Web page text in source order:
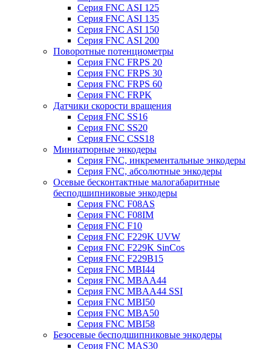
Серия FNC ASI 125
Серия FNC ASI 135
Серия FNC ASI 150
Серия FNC ASI 200
Поворотные потенциометры
Серия FNC FRPS 20
Серия FNC FRPS 30
Серия FNC FRPS 60
Серия FNC FRPK
Датчики скорости вращения
Серия FNC SS16
Серия FNC SS20
Серия FNC CSS18
Миниатюрные энкодеры
Серия FNC, инкрементальные энкодеры
Серия FNC, абсолютные энкодеры
Осевые бесконтактные малогабаритные
бесподшипниковые энкодеры
Серия FNC F08AS
Серия FNC F08IM
Серия FNC F10
Серия FNC F229K UVW
Серия FNC F229K SinCos
Серия FNC F229B15
Серия FNC MBI44
Серия FNC MBAA44
Серия FNC MBAA44 SSI
Серия FNC MBI50
Серия FNC MBA50
Серия FNC MBI58
Безосевые бесподшипниковые энкодеры
Серия FNC MAS30